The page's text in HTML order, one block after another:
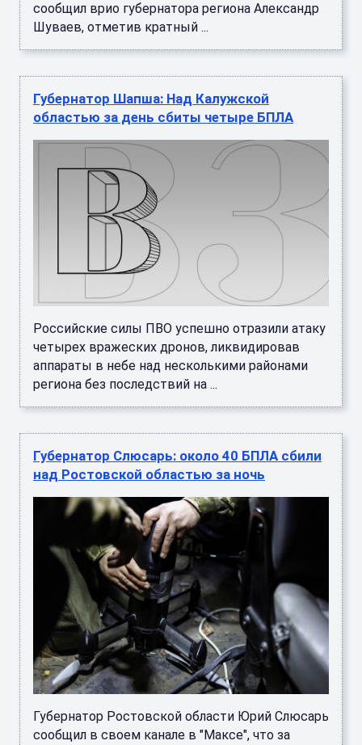
сообщил врио губернатора региона Александр
Шуваев, отметив кратный ...
Губернатор Шапша: Над Калужской
областью за день сбиты четыре БПЛА
Российские силы ПВО успешно отразили атаку
четырех вражеских дронов, ликвидировав
аппараты в небе над несколькими районами
региона без последствий на ...
Губернатор Слюсарь: около 40 БПЛА сбили
над Ростовской областью за ночь
Губернатор Ростовской области Юрий Слюсарь
сообщил в своем канале в "Максе", что за